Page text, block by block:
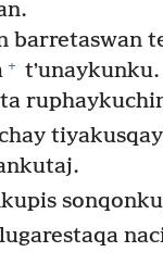
barretaswan
+ tʼunaykunku.